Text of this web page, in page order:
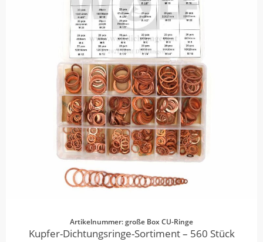
Artikelnummer: große Box CU-Ringe
Kupfer-Dichtungsringe-Sortiment – 560 Stück